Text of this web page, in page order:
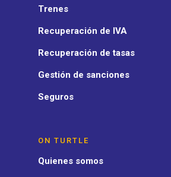
Trenes
Recuperación de IVA
Recuperación de tasas
Gestión de sanciones
Seguros
ON TURTLE
Quienes somos